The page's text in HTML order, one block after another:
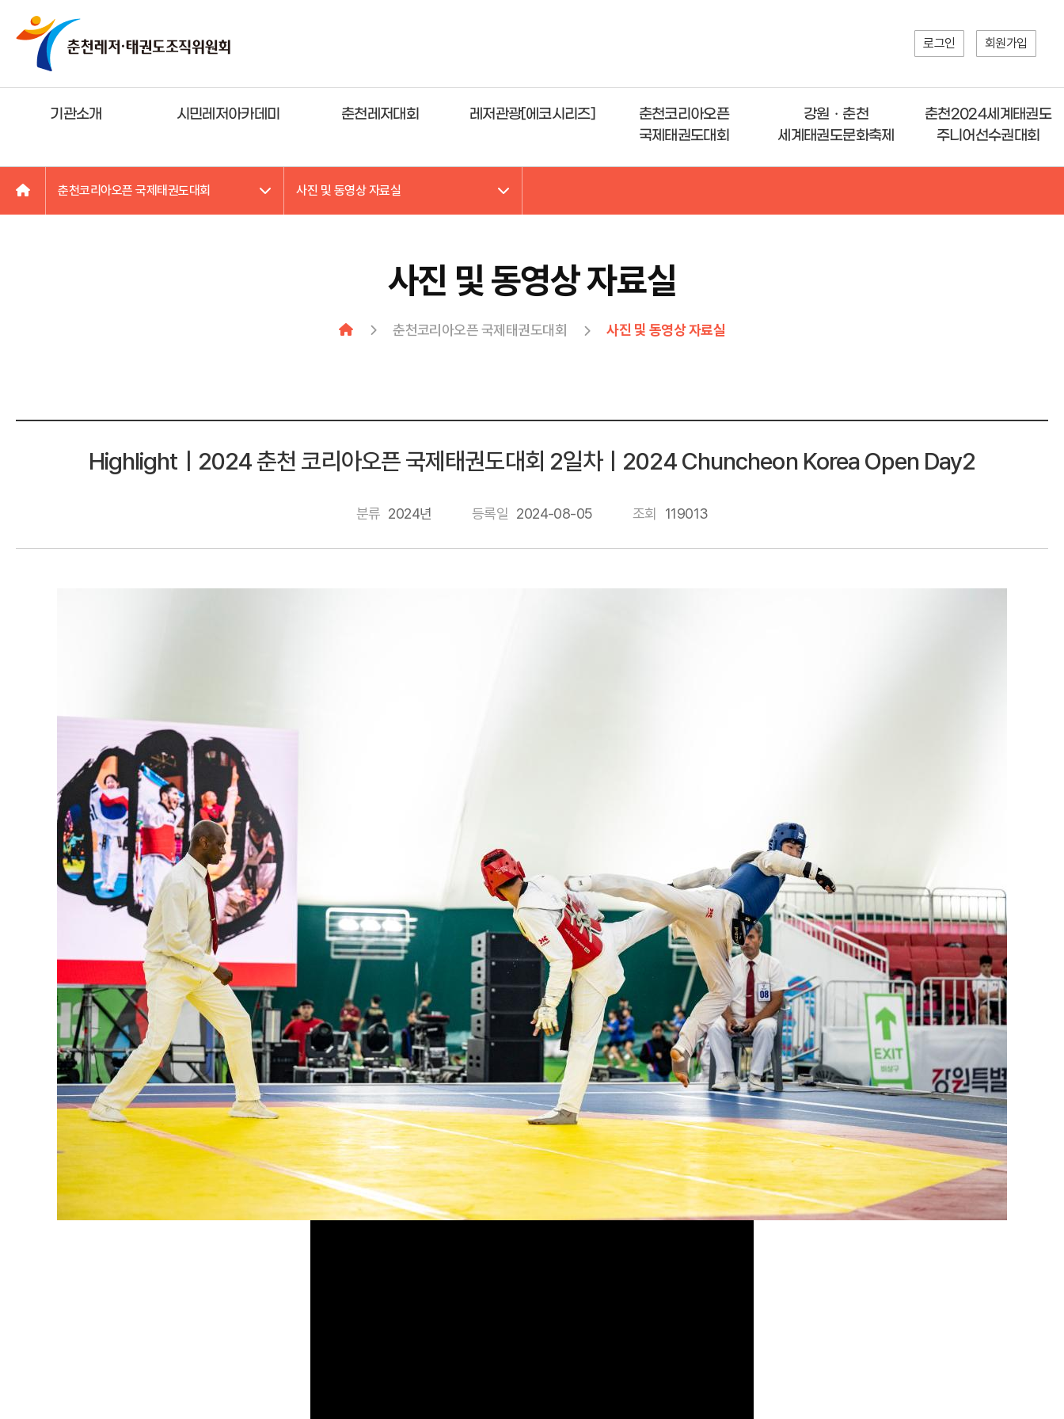
로그인 회원가입
기관소개 시민레저아카데미 춘천레저대회 레저관광[에코시리즈]
춘천코리아오픈
국제태권도대회
강원ㆍ춘천
세계태권도문화축제
춘천2024세계태권도
주니어선수권대회
춘천코리아오픈 국제태권도대회 사진 및 동영상 자료실
사진 및 동영상 자료실
춘천코리아오픈 국제태권도대회 사진 및 동영상 자료실
Highlightㅣ2024 춘천 코리아오픈 국제태권도대회 2일차ㅣ2024 Chuncheon Korea Open Day2
분류 2024년 등록일 2024-08-05 조회 119013